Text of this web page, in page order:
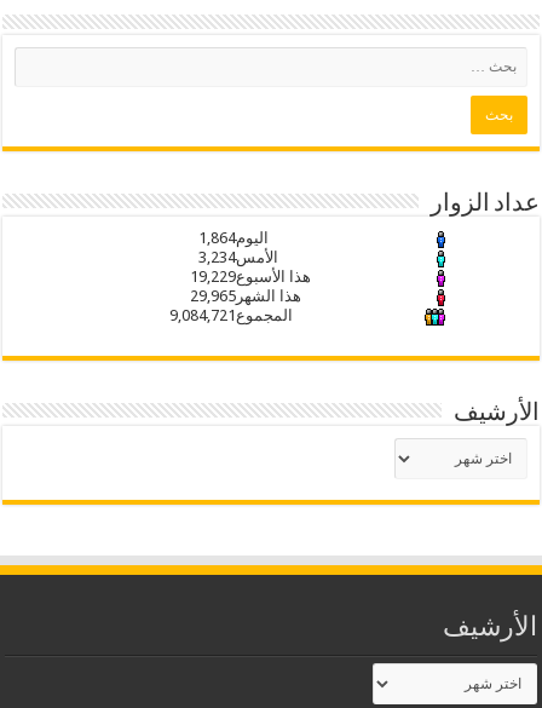
عداد الزوار
اليوم1,864
الأمس3,234
هذا الأسبوع19,229
هذا الشهر 29,965
المجموع9,084,721
الأرشيف
الأرشيف
الأرشيف